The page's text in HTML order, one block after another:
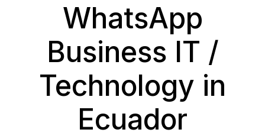
WhatsApp
Business IT /
Technology in
Ecuador